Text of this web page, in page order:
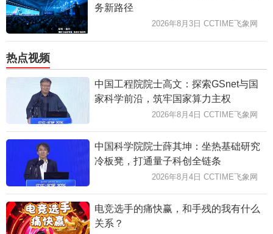
务新路径
2026年8月3日 CCTIME飞象网
热点视频
中国工程院院士高文：探索GSnet与国
家科学前沿，筑牢国家算力主权
2026年8月4日 CCTIME飞象网
中国科学院院士薛其坤：坐热基础研究
冷板凳，打通量子科创全链条
2026年8月4日 CCTIME飞象网
电竞选手的痛快赢，和手残的我有什么
关系？